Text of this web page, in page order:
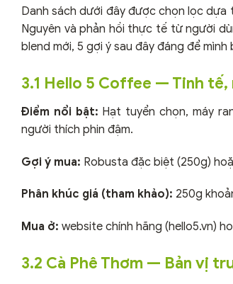
Danh sách dưới đây được chọn lọc
Nguyên và phản hồi thực tế từ người
blend mới, 5 gợi ý sau đây đáng để
3.1 Hello 5 Coffee — Tinh
Điểm nổi bật: Hạt tuyển chọn, máy
người thích phin đậm.
Gợi ý mua: Robusta đặc biệt (250g)
Phân khúc giá (tham khảo): 250g
Mua ở: website chính hãng (hello5.vn)
3.2 Cà Phê Thơm — Bản vị